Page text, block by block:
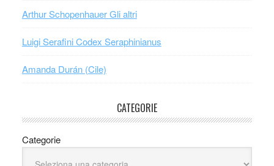
Arthur Schopenhauer Gli altri
Luigi Serafini Codex Seraphinianus
Amanda Durán (Cile)
CATEGORIE
Categorie